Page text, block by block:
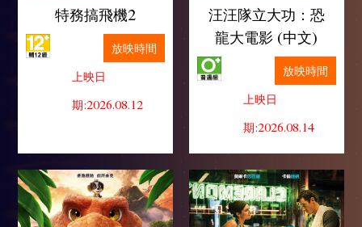
特務搞飛機2
放映時間
上映日
期:2026.08.12
汪汪隊立大功：恐
龍大電影 (中文)
放映時間
上映日
期:2026.08.14